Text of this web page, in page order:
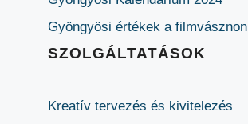
Gyöngyösi értékek a filmvásznon
SZOLGÁLTATÁSOK
Kreatív tervezés és kivitelezés